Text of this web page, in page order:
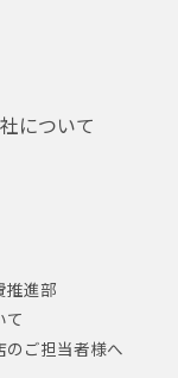
について
推進部
て
のご担当者様へ